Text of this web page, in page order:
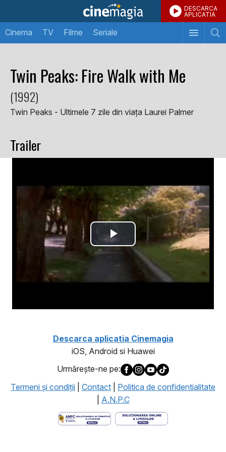
DESCARCA
APLICATIA
Cinema TV Filme Seriale
Twin Peaks: Fire Walk with Me
(1992)
Twin Peaks - Ultimele 7 zile din viața Laurei Palmer
Trailer
Descarca aplicatia Cinemagia
iOS, Android si Huawei
Urmăreşte-ne pe:
Termeni şi condiţii
Contact
Politica de confidentialitate
A.N.P.C